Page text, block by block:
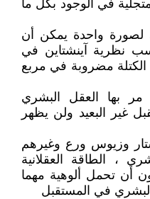
في الوجود بكل ما
لصورة واحدة يمكن أن
نظرية آينشتاين في
الكتلة مضروبة في مربع
مر بها العقل البشري
غير البعيد ولن يظهر
وزيوس ورع وغيرهم
، الطاقة العقلانية
أن تحمل ألوهية مهما
في المستقبل